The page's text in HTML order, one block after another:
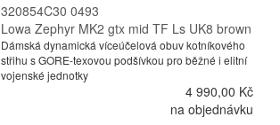
320854C30 0493
Lowa Zephyr MK2 gtx mid TF Ls UK8 brown
Dámská dynamická víceúčelová obuv kotníkového
střihu s GORE-texovou podšívkou pro běžné i elitní
vojenské jednotky
4 990,00 Kč
na objednávku